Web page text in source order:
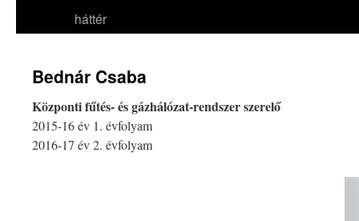
háttér
Bednár Csaba
Központi fűtés- és gázhálózat-rendszerszerelő
2015-16 év 1. évfolyam
2016-17 év 2. évfolyam